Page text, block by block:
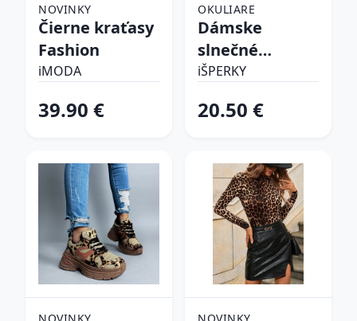
NOVINKY
Čierne kraťasy
Fashion
iMODA
39.90 €
OKULIARE
Dámske
slnečné
okuliare
iŠPERKY
20.50 €